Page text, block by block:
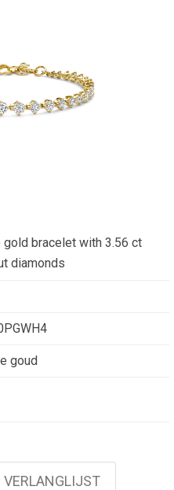
gold bracelet with 3.56 ct
diamonds
goud
VERLANGLIJST